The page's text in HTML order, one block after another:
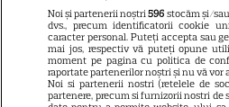
13
Scarlett
Scott
și fiică
Mother's
apare
Noi și partenerii noștri596 stocăm și/
dvs., precum identificatorii cookie
caracter personal. Puteți accepta sau
mai jos, respectiv vă puteți opune
moment pe pagina cu politica de
raportate partenerilor noștri și nu vă vor
Noi si partenerii nostri (retelele de
partenere, precum si furnizorii nostri de